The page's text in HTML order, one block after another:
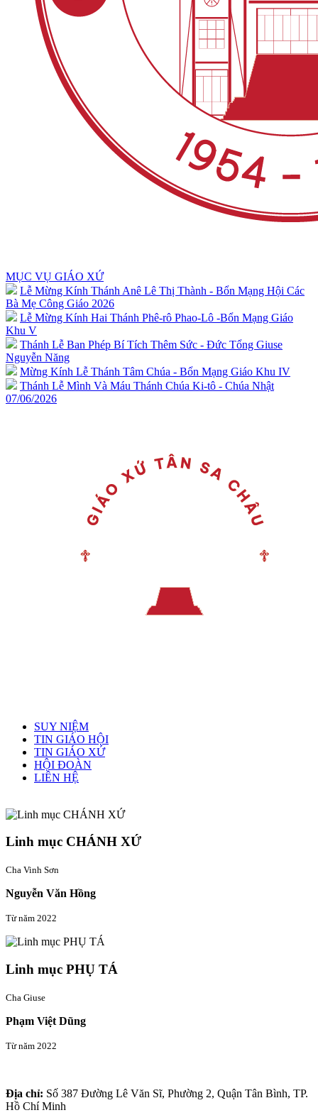
MỤC VỤ GIÁO XỨ
Lễ Mừng Kính Thánh Anê Lê Thị Thành - Bổn Mạng Hội Các
Bà Mẹ Công Giáo 2026
Lễ Mừng Kính Hai Thánh Phê-rô Phao-Lô -Bổn Mạng Giáo
Khu V
Thánh Lễ Ban Phép Bí Tích Thêm Sức - Đức Tổng Giuse
Nguyễn Năng
Mừng Kính Lễ Thánh Tâm Chúa - Bổn Mạng Giáo Khu IV
Thánh Lễ Mình Và Máu Thánh Chúa Ki-tô - Chúa Nhật
07/06/2026
SUY NIỆM
TIN GIÁO HỘI
TIN GIÁO XỨ
HỘI ĐOÀN
LIÊN HỆ
Linh mục CHÁNH XỨ
Cha Vinh Sơn
Nguyễn Văn Hồng
Từ năm 2022
Linh mục PHỤ TÁ
Cha Giuse
Phạm Việt Dũng
Từ năm 2022
Địa chỉ: Số 387 Đường Lê Văn Sĩ, Phường 2, Quận Tân Bình, TP.
Hồ Chí Minh